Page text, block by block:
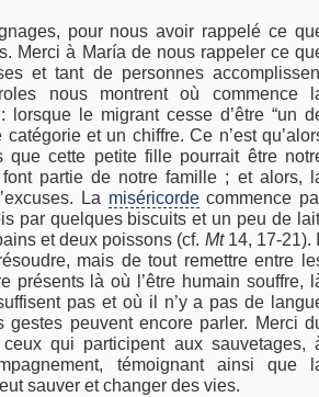
pour nous avoir rappelé ce
Merci à María de nous rappeler ce
et tant de personnes
nous montrent où commence
lorsque le migrant cesse d’être “un
catégorie et un chiffre. Ce n’est
que cette petite fille pourrait être
partie de notre famille ; et alors,
La miséricordecommence
par quelques biscuits et un peu de
et deux poissons (cf. Mt14, 17-21).
mais de tout remettre entre
présents là où l’être humain souffre,
pas et où il n’y a pas de
gestes peuvent encore parler. Merci
qui participent aux sauvetages,
témoignant ainsi que
sauver et changer des vies.